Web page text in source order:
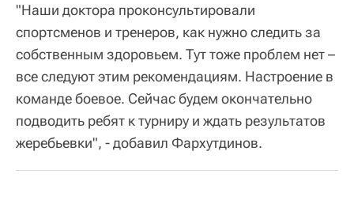
"Наши доктора проконсультировали
спортсменов и тренеров, как нужно следить за
собственным здоровьем. Тут тоже проблем нет –
все следуют этим рекомендациям. Настроение в
команде боевое. Сейчас будем окончательно
подводить ребят к турниру и ждать результатов
жеребьевки", - добавил Фархутдинов.